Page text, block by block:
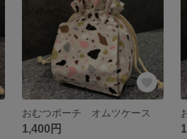
おむつポーチ オムツケース
1,400円